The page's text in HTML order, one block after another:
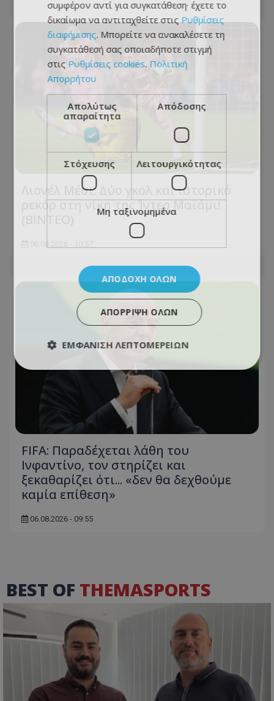
Λιονέλ Μέσι: Δύο γκολ και ιστορικό
ρεκόρ στη νίκη της Ίντερ Μαϊάμι!
FIFA: Παραδέχεται λάθη του
Ινφαντίνο, τον στηρίζει και
ξεκαθαρίζει ότι... «δεν θα δεχθούμε
καμία επίθεση»
06.08.2026 - 09:55
BEST OF THEMASPORTS
συμφέρον αντί για συγκατάθεση· έχετε το
δικαίωμα να αντιταχθείτε στις Ρυθμίσεις
διαφήμισης. Μπορείτε να ανακαλέσετε τη
συγκατάθεσή σας οποιαδήποτε στιγμή
στις Ρυθμίσεις cookies. Πολιτική
Απορρήτου
Απολύτως
απαραίτητα
Απόδοσης
Στόχευσης Λειτουργικότητας
Μη ταξινομημένα
ΑΠΟΔΟΧΉ ΌΛΩΝ
ΑΠΌΡΡΙΨΗ ΌΛΩΝ
ΕΜΦΆΝΙΣΗ ΛΕΠΤΟΜΕΡΕΙΏΝ